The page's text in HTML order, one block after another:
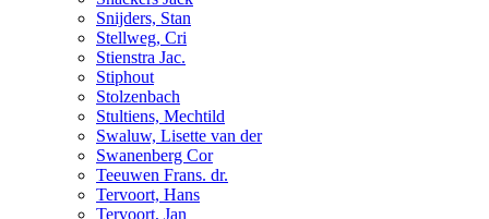
Snijders, Stan
Stellweg, Cri
Stienstra Jac.
Stiphout
Stolzenbach
Stultiens, Mechtild
Swaluw, Lisette van der
Swanenberg Cor
Teeuwen Frans. dr.
Tervoort, Hans
Tervoort, Jan